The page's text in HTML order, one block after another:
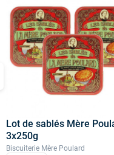
Lot de sablés Mère
3x250g
Biscuiterie Mère Poulard